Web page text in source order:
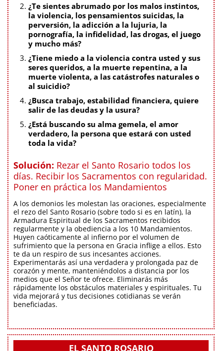
¿Te sientes abrumado por los malos instintos,
la violencia, los pensamientos suicidas, la
perversión, la adicción a la lujuria, la
pornografía, la infidelidad, las drogas, el juego
y mucho más?
¿Tiene miedo a la violencia contra usted y sus
seres queridos, a la muerte repentina, a la
muerte violenta, a las catástrofes naturales o
al suicidio?
¿Busca trabajo, estabilidad financiera, quiere
salir de las deudas y la usura?
¿Está buscando su alma gemela, el amor
verdadero, la persona que estará con usted
toda la vida?
Solución: Rezar el Santo Rosario todos los
días. Recibir los Sacramentos con regularidad.
Poner en práctica los Mandamientos
A los demonios les molestan las oraciones, especialmente
el rezo del Santo Rosario (sobre todo si es en latín), la
Armadura Espiritual de los Sacramentos recibidos
regularmente y la obediencia a los 10 Mandamientos.
Huyen caóticamente al infierno por el volumen de
sufrimiento que la persona en Gracia inflige a ellos. Esto
te da un respiro de sus incesantes acciones.
Experimentarás así una verdadera y prolongada paz de
corazón y mente, manteniéndolos a distancia por los
medios que el Señor te ofrece. Eliminarás más
rápidamente los obstáculos materiales y espirituales. Tu
vida mejorará y tus decisiones cotidianas se verán
beneficiadas.
EL SANTO ROSARIO